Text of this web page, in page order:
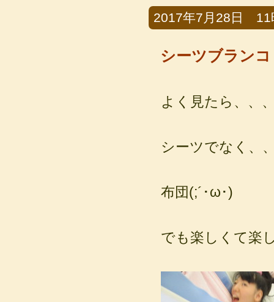
2017年7月28日 11
シーツブラン
よく見たら、、
シーツでなく、
布団(;´･ω･)
でも楽しくて楽